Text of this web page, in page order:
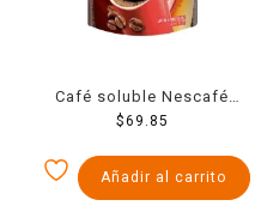
Café soluble Nescafé
Clásico Doypack 85 g
$69.85
Añadir al carrito